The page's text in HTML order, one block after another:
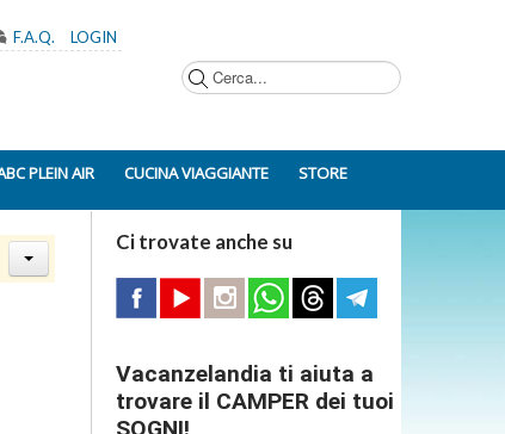
F.A.Q. LOGIN
PLEIN AIR CUCINA VIAGGIANTE STORE
Ci trovate anche su
Vacanzelandia ti aiuta a
trovare il CAMPER dei tuoi